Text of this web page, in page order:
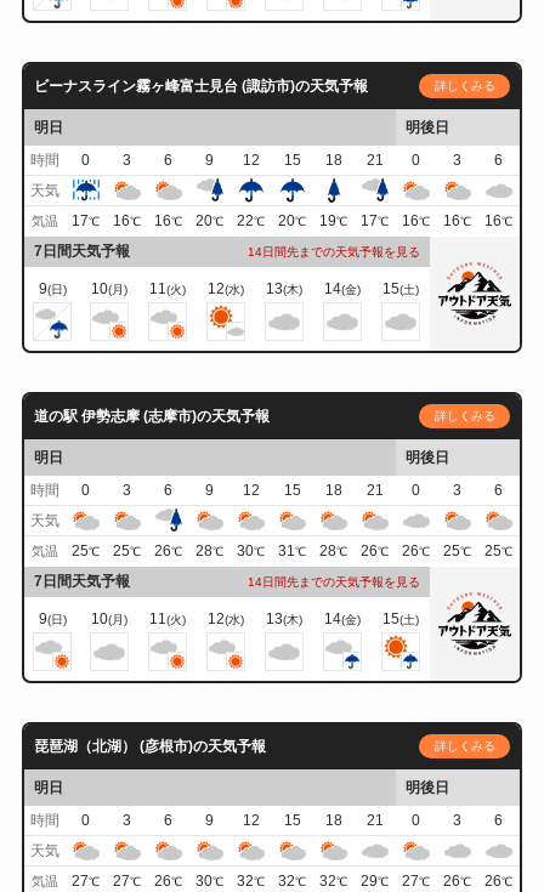
ビーナスライン霧ヶ峰富士見台 (諏訪市)の天気予報 詳しくみる
明日
明後日
時間
0 3 6 9 12 15 18 21 0 3
6
天気
気温 17℃ 16℃ 16℃ 20℃ 22℃ 20℃ 19℃ 17℃ 16℃ 16℃ 16℃
7日間天気予報 14日間先までの天気予報を見る
9(日) 10(月) 11(火) 12(水) 13(木) 14(金) 15(土)
道の駅 伊勢志摩 (志摩市)の天気予報 詳しくみる
明日
明後日
時間
0 3 6 9 12 15 18 21 0 3
6
天気
気温 25℃ 25℃ 26℃ 28℃ 30℃ 31℃ 28℃ 26℃ 26℃ 25℃ 25℃
7日間天気予報 14日間先までの天気予報を見る
9(日) 10(月) 11(火) 12(水) 13(木) 14(金) 15(土)
琵琶湖（北湖） (彦根市)の天気予報 詳しくみる
明日
明後日
時間
0 3 6 9 12 15 18 21 0 3
6
天気
気温 27℃ 27℃ 26℃ 30℃ 32℃ 32℃ 32℃ 29℃ 27℃ 26℃ 26℃